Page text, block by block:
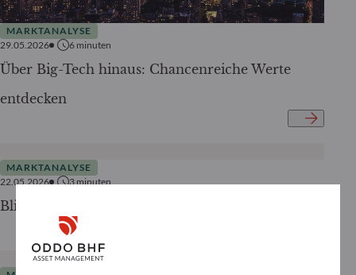
MARKTANALYSE
29.05.2026
6 minuten
Über Big-Tech hinaus: Chancenreiche Werte
entdecken
MARKTANALYSE
22.05.2026
3 minuten
Blick über den Konflikt hinaus